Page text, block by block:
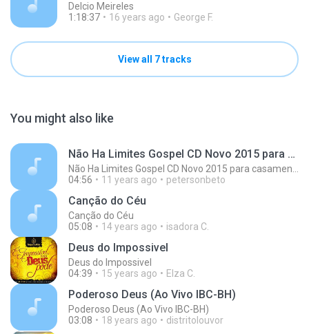
Delcio Meireles
1:18:37
16 years ago George F.
View all 7 tracks
You might also like
Não Ha Limites Gospel CD Novo 2015 para casamento casal musica romantica
04:56
11 years ago petersonbeto
Canção do Céu
Canção do Céu
05:08
14 years ago isadora C.
Deus do Impossivel
Deus do Impossivel
04:39
15 years ago Elza C.
Poderoso Deus (Ao Vivo IBC-BH)
Poderoso Deus (Ao Vivo IBC-BH)
03:08
18 years ago distritolouvor